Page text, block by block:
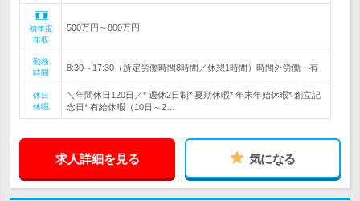
初年度
年収
500万円～800万円
勤務
時間
8:30～17:30（所定労働時間8時間／休憩1時間）時間外労働：有
休日
休暇
＼年間休日120日／* 週休2日制* 夏期休暇* 年末年始休暇* 創立記
念日* 有給休暇（10日～2…
求人詳細を見る 気になる